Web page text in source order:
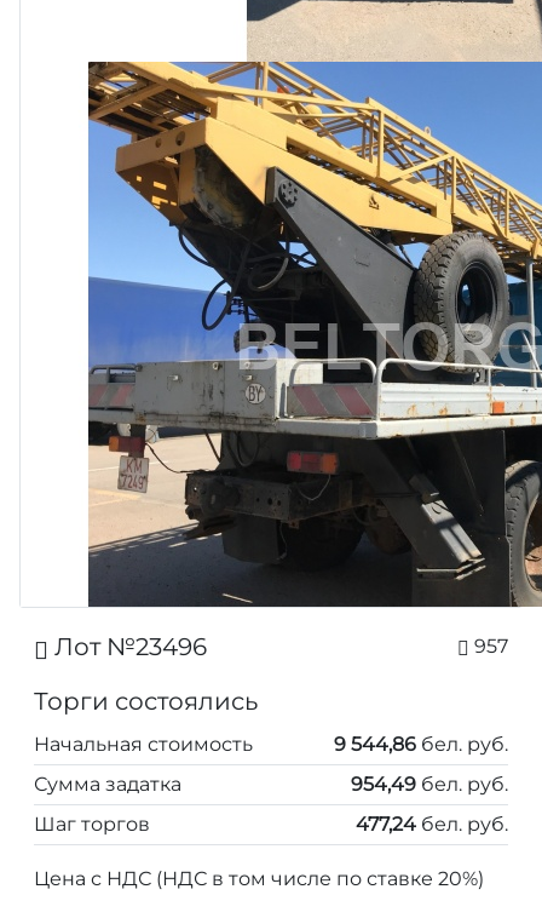
Лот №23496 957
Торги состоялись
Начальная стоимость 9 544,86 бел. руб.
Сумма задатка
954,49 бел. руб.
Шаг торгов
477,24 бел. руб.
Цена с НДС (НДС в том числе по ставке 20%)